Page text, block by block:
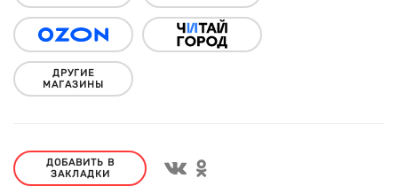
ДРУГИЕ
МАГАЗИНЫ
ДОБАВИТЬ В
ЗАКЛАДКИ